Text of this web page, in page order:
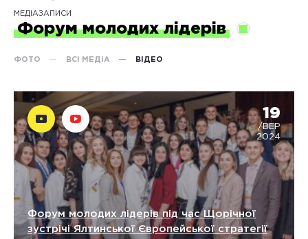
МЕДІАЗАПИСИ
Форум молодих лідерів
ФОТО ВСІ МЕДІА ВІДЕО
19
/ВЕР
2024
Форум молодих лідерів під час Щорічної
зустрічі Ялтинської Європейської стратегії